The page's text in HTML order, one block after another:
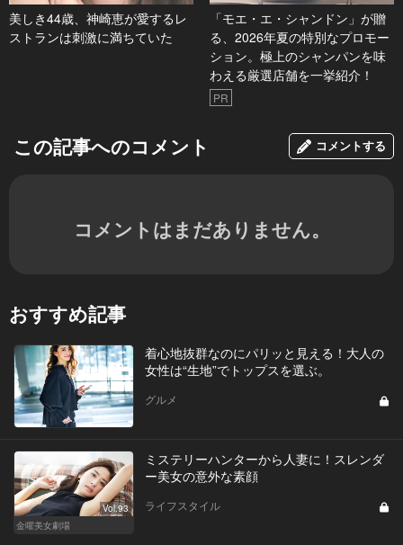
美しき44歳、神崎恵が愛するレ
ストランは刺激に満ちていた
「モエ・エ・シャンドン」が贈
る、2026年夏の特別なプロモー
ション。極上のシャンパンを味
わえる厳選店舗を一挙紹介！
PR
この記事へのコメント コメントする
コメントはまだありません。
おすすめ記事
着心地抜群なのにパリッと見える！大人の
女性は“生地”でトップスを選ぶ。
グルメ
Vol.93
金曜美女劇場
ミステリーハンターから人妻に！スレンダ
ー美女の意外な素顔
ライフスタイル